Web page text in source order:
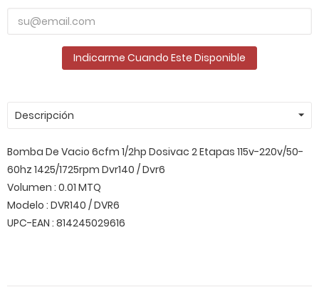
Indicarme Cuando Este Disponible
Descripción
Bomba De Vacio 6cfm 1/2hp Dosivac 2 Etapas 115v-220v/50-
60hz 1425/1725rpm Dvr140 / Dvr6
Volumen : 0.01 MTQ
Modelo : DVR140 / DVR6
UPC-EAN : 814245029616